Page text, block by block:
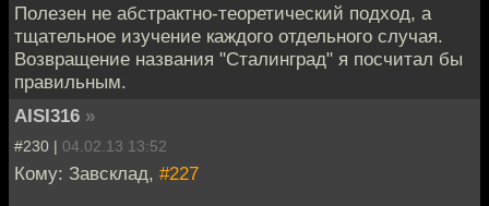
Полезен не абстрактно-теоретический подход, а
тщательное изучение каждого отдельного случая.
Возвращение названия "Сталинград" я посчитал бы
правильным.
AISI316 »
#230 | 04.02.13 13:52
Кому: Завсклад, #227